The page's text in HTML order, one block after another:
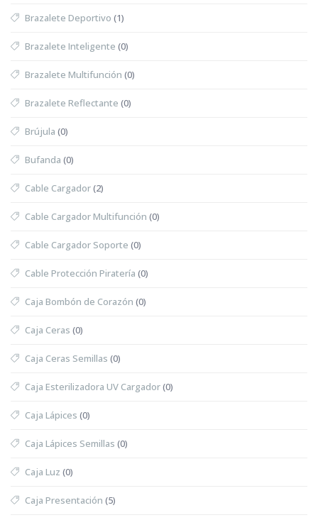
Brazalete Deportivo (1)
Brazalete Inteligente (0)
Brazalete Multifunción (0)
Brazalete Reflectante (0)
Brújula (0)
Bufanda (0)
Cable Cargador(2)
Cable Cargador Multifunción (0)
Cable Cargador Soporte (0)
Cable Protección Piratería (0)
Caja Bombón de Corazón (0)
Caja Ceras (0)
Caja Ceras Semillas (0)
Caja Esterilizadora UV Cargador(0)
Caja Lápices (0)
Caja Lápices Semillas (0)
Caja Luz (0)
Caja Presentación (5)